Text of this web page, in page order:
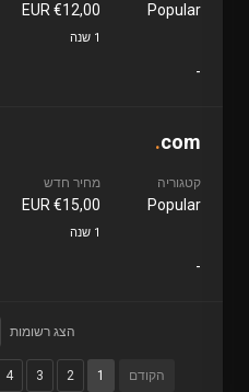
Popular
€12,00 EUR
1 שנה
-
.com
קטגוריה
Popular
מחיר חדש
€15,00 EUR
1 שנה
-
הקודם 1
2
3
4
הצג רשומות